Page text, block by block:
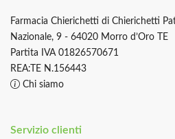
Farmacia Chierichetti di Chierichetti
Nazionale, 9 - 64020 Morro d’Oro TE
Partita IVA 01826570671
REA:TE N.156443
Chi siamo
Servizio clienti